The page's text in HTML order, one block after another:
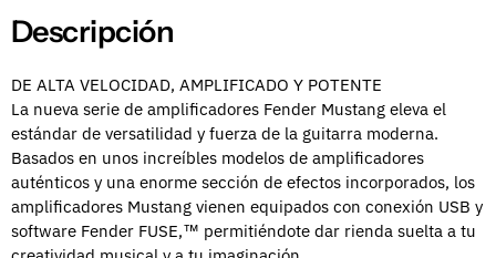
Descripción
DE ALTA VELOCIDAD, AMPLIFICADO Y POTENTE
La nueva serie de amplificadores Fender Mustang eleva el
estándar de versatilidad y fuerza de la guitarra moderna.
Basados en unos increíbles modelos de amplificadores
auténticos y una enorme sección de efectos incorporados, los
amplificadores Mustang vienen equipados con conexión USB y
software Fender FUSE,™ permitiéndote dar rienda suelta a tu